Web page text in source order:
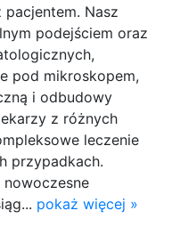
Nasz
podejściem oraz
pod mikroskopem,
i odbudowy
z różnych
leczenie
przypadkach.
pokaż więcej »